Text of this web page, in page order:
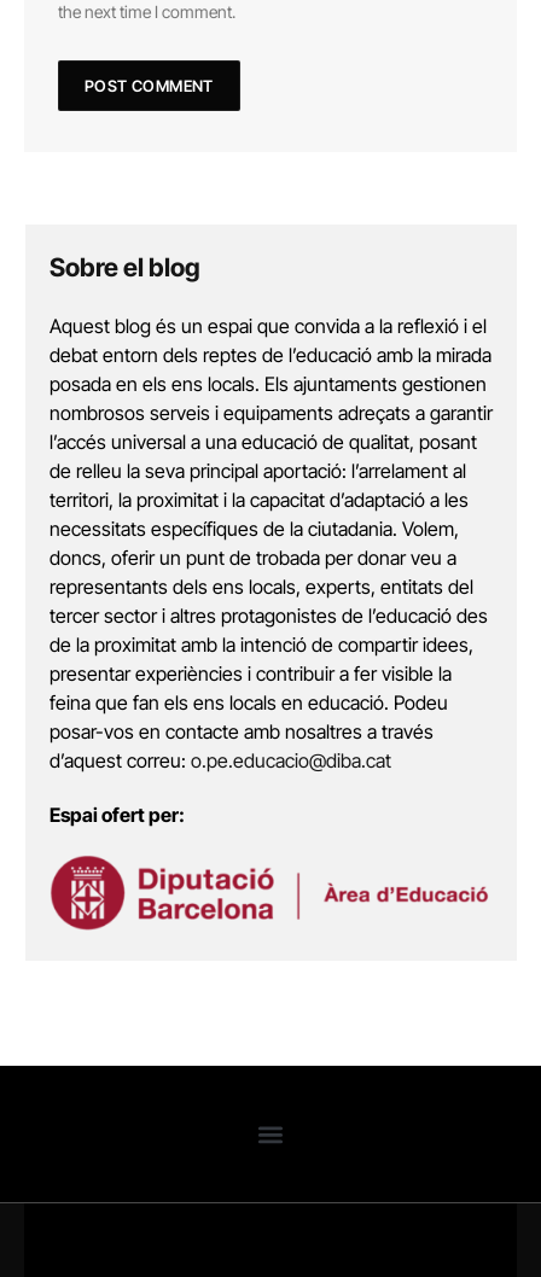
the next time I comment.
Sobre el blog
Aquest blog és un espai que convida a la reflexió i el
debat entorn dels reptes de l’educació amb la mirada
posada en els ens locals. Els ajuntaments gestionen
nombrosos serveis i equipaments adreçats a garantir
l’accés universal a una educació de qualitat, posant
de relleu la seva principal aportació: l’arrelament al
territori, la proximitat i la capacitat d’adaptació a les
necessitats específiques de la ciutadania. Volem,
doncs, oferir un punt de trobada per donar veu a
representants dels ens locals, experts, entitats del
tercer sector i altres protagonistes de l’educació des
de la proximitat amb la intenció de compartir idees,
presentar experiències i contribuir a fer visible la
feina que fan els ens locals en educació. Podeu
posar-vos en contacte amb nosaltres a través
d’aquest correu: o.pe.educacio@diba.cat
Espai ofert per: